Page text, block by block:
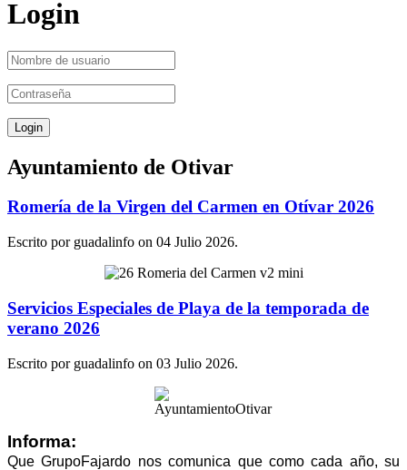
Login
Ayuntamiento de Otivar
Romería de la Virgen del Carmen en Otívar 2026
Escrito por guadalinfo on 04 Julio 2026.
Servicios Especiales de Playa de la temporada de
verano 2026
Escrito por guadalinfo on 03 Julio 2026.
Informa:
Que GrupoFajardo nos comunica que como cada año, su